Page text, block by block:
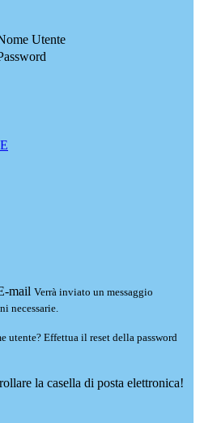
Utente
mail Verrà inviato un messaggio
necessarie.
utente? Effettua il reset della password
la casella di posta elettronica!